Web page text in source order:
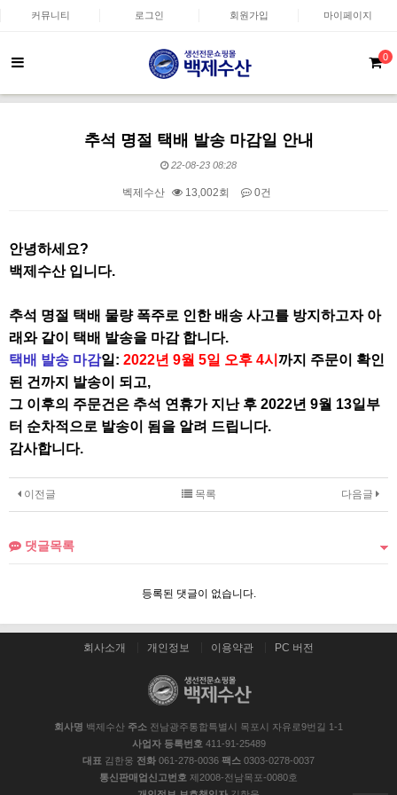
커뮤니티 로그인 회원가입 마이페이지
0
추석 명절 택배 발송 마감일 안내
22-08-23 08:28
벡제수산 13,002회 0건
안녕하세요?
백제수산 입니다.
추석 명절 택배 물량 폭주로 인한 배송 사고를 방지하고자 아
래와 같이 택배 발송을 마감 합니다.
택배 발송 마감일: 2022년 9월 5일 오후 4시 까지 주문이 확인
된 건까지 발송이 되고,
그 이후의 주문건은 추석 연휴가 지난 후 2022년 9월 13일부
터 순차적으로 발송이 됨을 알려 드립니다.
감사합니다.
이전글 다음글
목록
댓글목록
등록된 댓글이 없습니다.
회사소개 개인정보 이용약관 PC 버전
회사명 백제수산 주소 전남광주통합특별시 목포시 자유로9번길 1-1
사업자 등록번호 411-91-25489
대표 김한웅 전화 061-278-0036 팩스 0303-0278-0037
통신판매업신고번호 제2008-전남목포-0080호